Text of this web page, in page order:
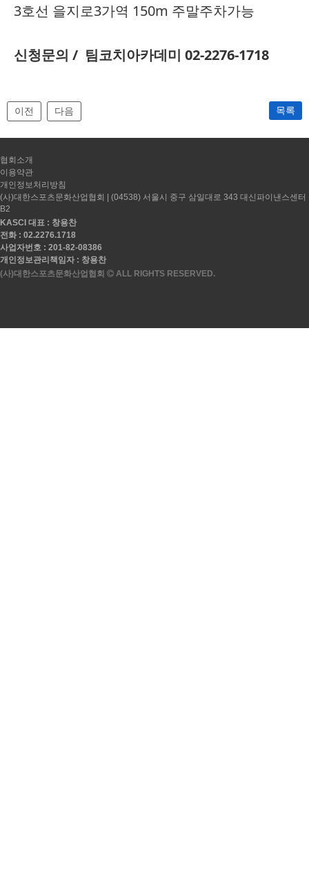
3호선 을지로3가역 150m 주말주차가능
신청문의 / 팀코치아카데미 02-2276-1718
이전 다음 목록
협회소개
이용약관
개인정보처리방침
(사)대한스포츠문화산업협회 | (04538) 서울시 중구 삼일대로 343 대신파이낸스센터
B2
KASCI 대표 : 창용찬
전화 : 02.2276.1718
사업자번호 : 201-82-08386
개인정보관리책임자 : 창용찬
(사)대한스포츠문화산업협회
ALL RIGHTS RESERVED.